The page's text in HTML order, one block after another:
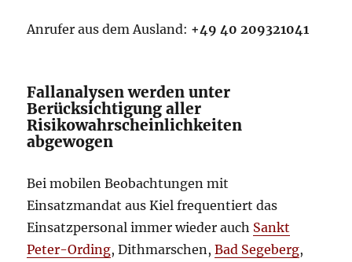
Anrufer aus dem Ausland: +49 40 209321041
Fallanalysen werden unter
Berücksichtigung aller
Risikowahrscheinlichkeiten
abgewogen
Bei mobilen Beobachtungen mit
Einsatzmandat aus Kiel frequentiert das
Einsatzpersonal immer wieder auch Sankt
Peter-Ording, Dithmarschen,Bad Segeberg,